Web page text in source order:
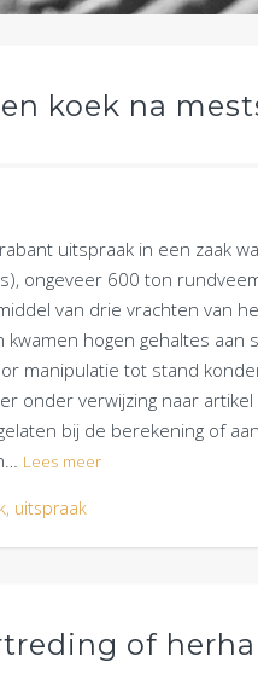
koek na
uitspraak in een zaak
ongeveer 600 ton
van drie vrachten van
hogen gehaltes aan
manipulatie tot stand
onder verwijzing naar
bij de berekening of
Lees meer
, uitspraak
of